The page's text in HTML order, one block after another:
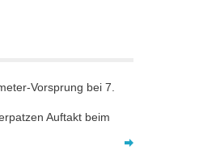
Vorsprung bei 7.
Auftakt beim